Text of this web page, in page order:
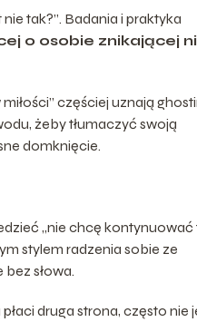
tak?”. Badania i praktyka
o osobie znikającej
częściej uznają
żeby tłumaczyć swoją
domknięcie.
„nie chcę kontynuować
stylem radzenia sobie ze
słowa.
druga strona, często nie